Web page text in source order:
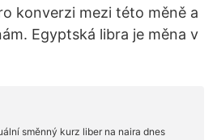
konverzi mezi této měně a
Egyptská libra je měna v